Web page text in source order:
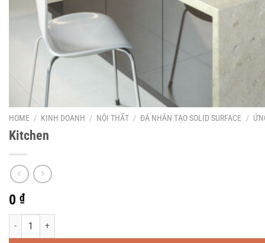
HOME / KINH DOANH / NỘI THẤT / ĐÁ NHÂN TẠO SOLID SURFACE /
Kitchen
0 ₫
Kitchen quantity